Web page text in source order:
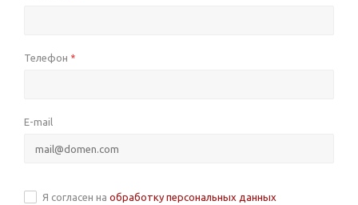
Телефон *
E-mail
Я согласен на обработку персональных данных